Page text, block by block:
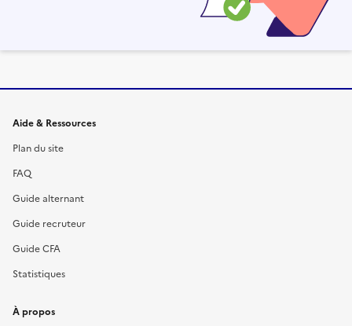
Informations et liens du site
Aide & Ressources
Plan du site
FAQ
Guide alternant
Guide recruteur
Guide CFA
Statistiques
À propos